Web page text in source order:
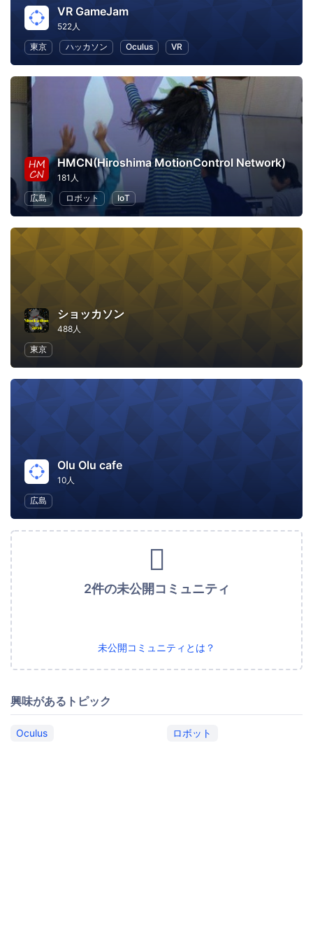
VR GameJam
522人
東京
ハッカソン Oculus VR
HMCN(Hiroshima MotionControl Network)
181人
広島
ロボット IoT
ショッカソン
488人
東京
Olu Olu cafe
10人
広島
2件の未公開コミュニティ
未公開コミュニティとは？
興味があるトピック
Oculus ロボット